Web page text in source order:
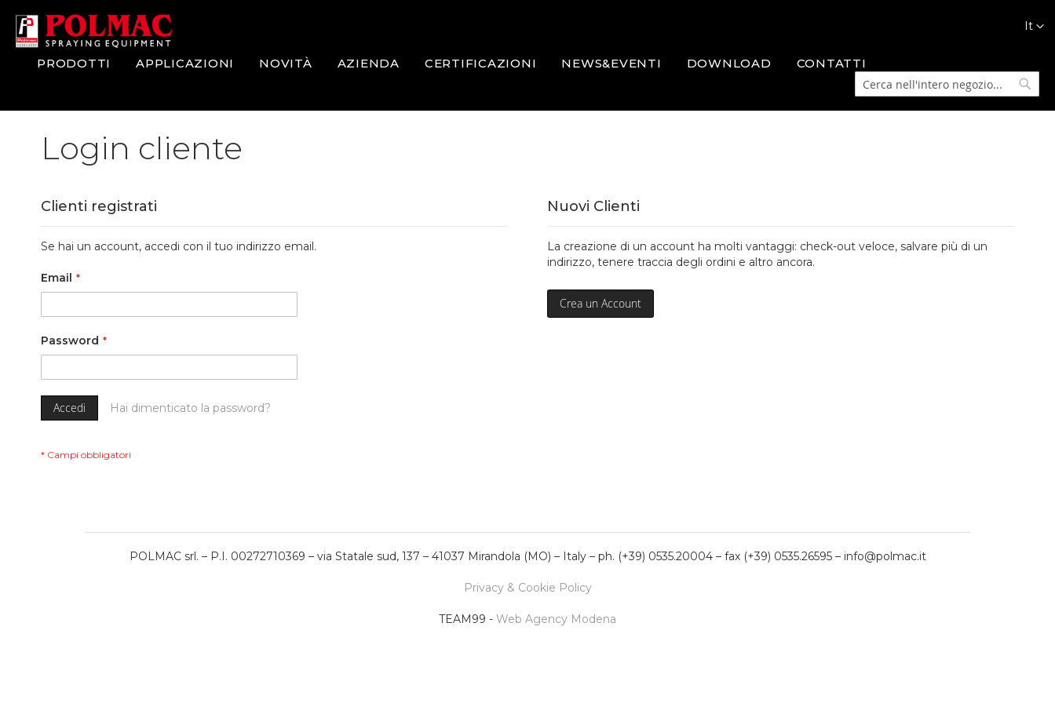
Salta
al
contenuto
Lingua
It
PRODOTTI APPLICAZIONI NOVITÀ AZIENDA CERTIFICAZIONI NEWS&EVENTI DOWNLOAD CONTATTI
Cerca
Login cliente
Clienti registrati
Se hai un account, accedi con il tuo indirizzo email.
Email
Password
Accedi Hai dimenticato la password?
Nuovi Clienti
La creazione di un account ha molti vantaggi: check-out veloce, salvare più di un
indirizzo, tenere traccia degli ordini e altro ancora.
Crea un Account
POLMAC srl. – P.I. 00272710369 – via Statale sud, 137 – 41037 Mirandola (MO) – Italy – ph. (+39) 0535.20004 – fax (+39) 0535.26595 – info@polmac.it
Privacy & Cookie Policy
TEAM99 - Web Agency Modena